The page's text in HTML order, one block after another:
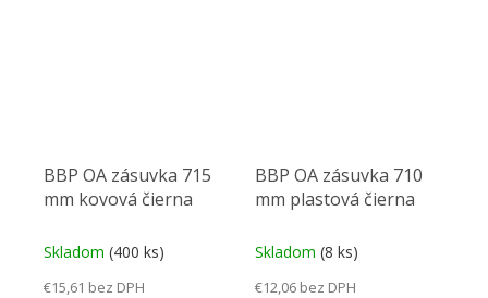
BBP OA zásuvka 715
mm kovová čierna
Skladom (400 ks)
€15,61 bez DPH
BBP OA zásuvka 710
mm plastová čierna
Skladom (8 ks)
€12,06 bez DPH